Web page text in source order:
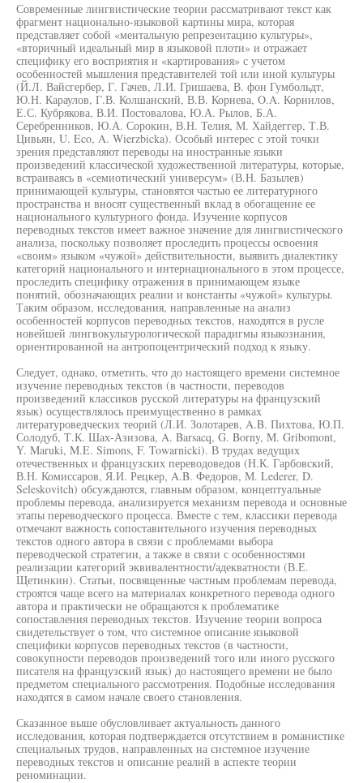
Современные лингвистические теории рассматривают текст как
фрагмент национально-языковой картины мира, которая
представляет собой «ментальную репрезентацию культуры»,
«вторичный идеальный мир в языковой плоти» и отражает
специфику его восприятия и «картирования» с учетом
особенностей мышления представителей той или иной культуры
(Й.Л. Вайсгербер, Г. Гачев, Л.И. Гришаева, В. фон Гумбольдт,
Ю.Н. Караулов, Г.В. Колшанский, В.В. Корнева, O.A. Корнилов,
Е.С. Кубрякова, В.И. Постовалова, Ю.А. Рылов, Б.А.
Серебренников, Ю.А. Сорокин, В.Н. Телия, М. Хайдеггер, Т.В.
Цивьян, U. Eco, A. Wierzbicka). Особый интерес с этой точки
зрения представляют переводы на иностранные языки
произведений классической художественной литературы, которые,
встраиваясь в «семиотический универсум» (В.Н. Базылев)
принимающей культуры, становятся частью ее литературного
пространства и вносят существенный вклад в обогащение ее
национального культурного фонда. Изучение корпусов
переводных текстов имеет важное значение для лингвистического
анализа, поскольку позволяет проследить процессы освоения
«своим» языком «чужой» действительности, выявить диалектику
категорий национального и интернационального в этом процессе,
проследить специфику отражения в принимающем языке
понятий, обозначающих реалии и константы «чужой» культуры.
Таким образом, исследования, направленные на анализ
особенностей корпусов переводных текстов, находятся в русле
новейшей лингвокультурологической парадигмы языкознания,
ориентированной на антропоцентрический подход к языку.
Следует, однако, отметить, что до настоящего времени системное
изучение переводных текстов (в частности, переводов
произведений классиков русской литературы на французский
язык) осуществлялось преимущественно в рамках
литературоведческих теорий (Л.И. Золотарев, A.B. Пихтова, Ю.П.
Солодуб, Т.К. Шах-Азизова, A. Barsacq, G. Borny, M. Gribomont,
Y. Maruki, M.E. Simons, F. Towarnicki). В трудах ведущих
отечественных и французских переводоведов (Н.К. Гарбовский,
В.Н. Комиссаров, Я.И. Рецкер, A.B. Федоров, М. Lederer, D.
Seleskovitch) обсуждаются, главным образом, концептуальные
проблемы перевода, анализируется механизм перевода и основные
этапы переводческого процесса. Вместе с тем, классики перевода
отмечают важность сопоставительного изучения переводных
текстов одного автора в связи с проблемами выбора
переводческой стратегии, а также в связи с особенностями
реализации категорий эквивалентности/адекватности (В.Е.
Щетинкин). Статьи, посвященные частным проблемам перевода,
строятся чаще всего на материалах конкретного перевода одного
автора и практически не обращаются к проблематике
сопоставления переводных текстов. Изучение теории вопроса
свидетельствует о том, что системное описание языковой
специфики корпусов переводных текстов (в частности,
совокупности переводов произведений того или иного русского
писателя на французский язык) до настоящего времени не было
предметом специального рассмотрения. Подобные исследования
находятся в самом начале своего становления.
Сказанное выше обусловливает актуальность данного
исследования, которая подтверждается отсутствием в романистике
специальных трудов, направленных на системное изучение
переводных текстов и описание реалий в аспекте теории
реноминации.